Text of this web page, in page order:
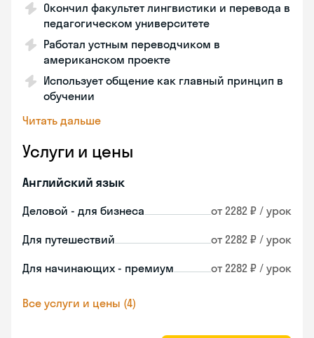
Окончил факультет лингвистики и перевода в
педагогическом университете
Работал устным переводчиком в
американском проекте
Использует общение как главный принцип в
обучении
Читать дальше
Услуги и цены
Английский язык
Деловой - для бизнеса от 2282 ₽ / урок
Для путешествий от 2282 ₽ / урок
Для начинающих - премиум от 2282 ₽ / урок
Все услуги и цены (4)